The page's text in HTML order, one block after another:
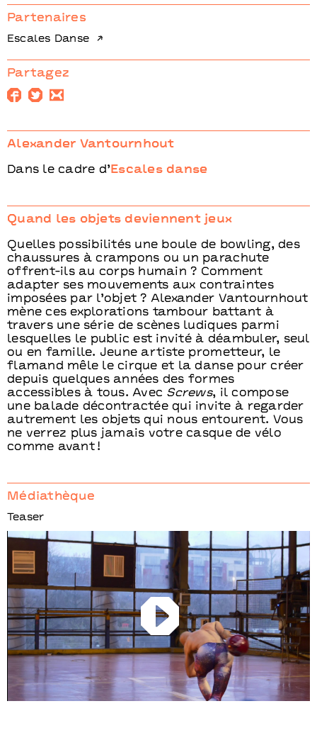
Alexander Vantournhout
Dans le cadre d’ Escales danse
Quand les objets deviennent jeux
Quelles possibilités une boule de bowling, des
chaussures à crampons ou un parachute
offrent-ils au corps humain ? Comment
adapter ses mouvements aux contraintes
imposées par l’objet ? Alexander Vantournhout
mène ces explorations tambour battant à
travers une série de scènes ludiques parmi
lesquelles le public est invité à déambuler, seul
ou en famille. Jeune artiste prometteur, le
flamand mêle le cirque et la danse pour créer
depuis quelques années des formes
accessibles à tous. Avec Screws, il compose
une balade décontractée qui invite à regarder
autrement les objets qui nous entourent. Vous
ne verrez plus jamais votre casque de vélo
comme avant !
Médiathèque
Teaser
Play
Partenaires
Escales Danse
Partagez